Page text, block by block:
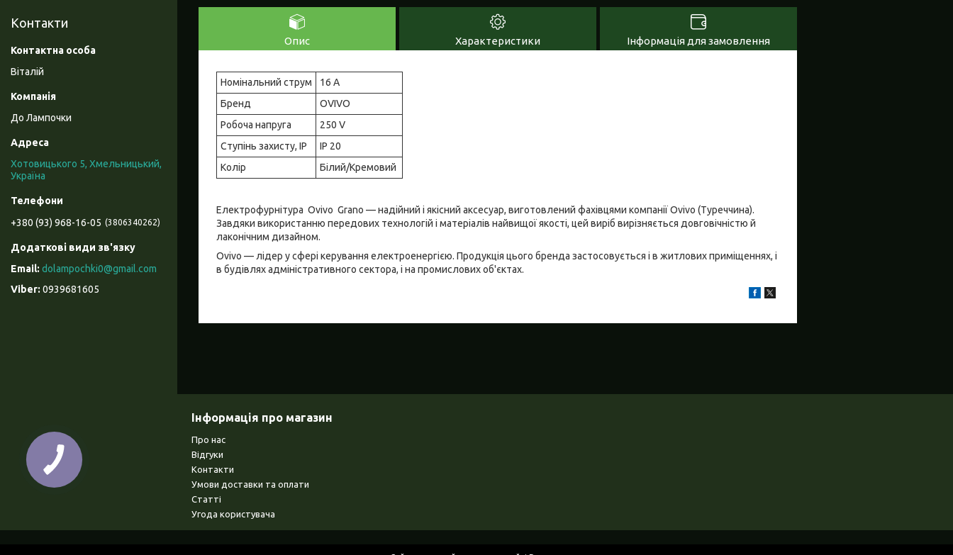
Опис Характеристики Інформація для замовлення
Номінальний струм
16 A
Бренд
OVIVO
Робоча напруга
250 V
Ступінь захисту, IP
IP 20
Колір
Білий/Кремовий
Електрофурнітура Ovivo Grano — надійний і якісний аксесуар, виготовлений фахівцями компанії Ovivo (Туреччина).
Завдяки використанню передових технологій і матеріалів найвищої якості, цей виріб вирізняється довговічністю й
лаконічним дизайном.
Ovivo — лідер у сфері керування електроенергією. Продукція цього бренда застосовується і в житлових приміщеннях, і
в будівлях адміністративного сектора, і на промислових об'єктах.
Контакти
Віталій
До Лампочки
Хотовицького 5, Хмельницький,
Україна
+380 (93) 968-16-05 3806340262
dolampochki0@gmail.com
0939681605
Інформація про магазин
Про нас
Відгуки
Контакти
Умови доставки та оплати
Статті
Угода користувача